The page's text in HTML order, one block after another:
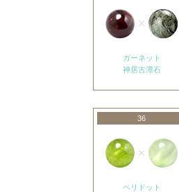
ガーネット
神居古潭石
36
ペリドット